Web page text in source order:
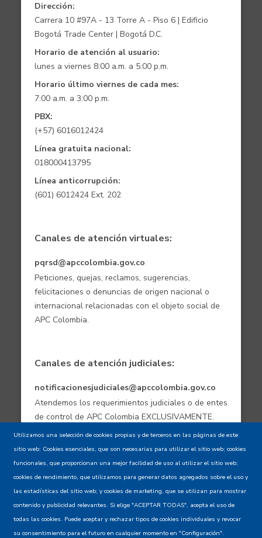
Dirección:
Carrera 10 #97A - 13 Torre A - Piso 6 | Edificio
Bogotá Trade Center | Bogotá D.C.
Horario de atención al usuario:
lunes a viernes 8:00 a.m. a 5:00 p.m.
Horario último viernes de cada mes:
7:00 a.m. a 3:00 p.m.
PBX:
(+57) 6016012424
Línea gratuita nacional:
018000413795
Línea anticorrupción:
(601) 6012424 Ext. 202
Canales de atención virtuales:
pqrsd@apccolombia.gov.co
Peticiones, quejas, reclamos, sugerencias,
felicitaciones o denuncias de origen nacional o
internacional relacionadas con el objeto social de
APC Colombia.
Canales de atención judiciales:
notificacionesjudiciales@apccolombia.gov.co
Atendemos los requerimientos judiciales o de entes
de control de APC Colombia EXCLUSIVAMENTE.
Aviso de confidencialidad - Política de
privacidad y Condiciones de uso
Mapa del Sitio XML
Utilizamos una selección de cookies propias y de terceros en las páginas de este
sitio web: Cookies esenciales, que son necesarias para utilizar el sitio web; cookies
funcionales, que proporcionan una mejor facilidad de uso al utilizar el sitio web;
cookies de rendimiento, que utilizamos para generar datos agregados sobre el uso y
las estadísticas del sitio web; y cookies de marketing, que se utilizan para mostrar
contenido y publicidad relevantes. Si elige "ACEPTAR TODAS", acepta el uso de
todas las cookies. Puede aceptar y rechazar tipos de cookies individuales y revocar
su consentimiento para el futuro en cualquier momento en "Configuración".